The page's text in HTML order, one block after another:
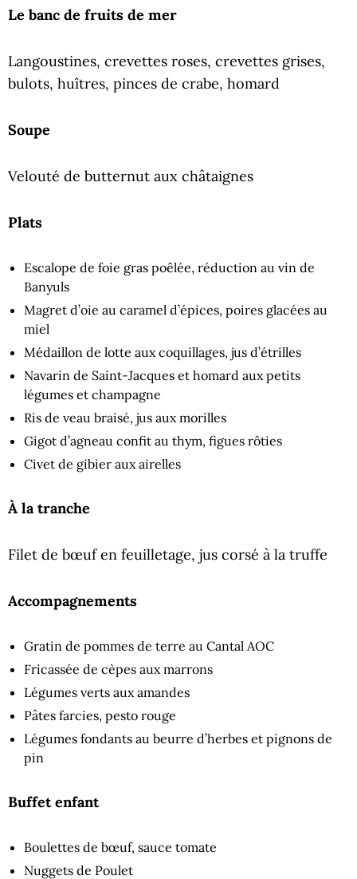
Le banc de fruits de mer
Langoustines, crevettes roses, crevettes grises,
bulots, huîtres, pinces de crabe, homard
Soupe
Velouté de butternut aux châtaignes
Plats
Escalope de foie gras poêlée, réduction au vin de
Banyuls
Magret d’oie au caramel d’épices, poires glacées au
miel
Médaillon de lotte aux coquillages, jus d’étrilles
Navarin de Saint-Jacques et homard aux petits
légumes et champagne
Ris de veau braisé, jus aux morilles
Gigot d’agneau confit au thym, figues rôties
Civet de gibier aux airelles
À la tranche
Filet de bœuf en feuilletage, jus corsé à la truffe
Accompagnements
Gratin de pommes de terre au Cantal AOC
Fricassée de cèpes aux marrons
Légumes verts aux amandes
Pâtes farcies, pesto rouge
Légumes fondants au beurre d’herbes et pignons de
pin
Buffet enfant
Boulettes de bœuf, sauce tomate
Nuggets de Poulet